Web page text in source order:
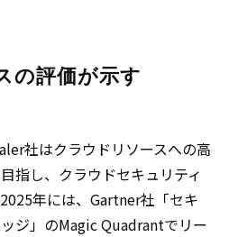
の評価が示す
社はクラウドリソースへの高
指し、クラウドセキュリティ
年には、Gartner社「セキ
ジ」のMagic Quadrantでリー